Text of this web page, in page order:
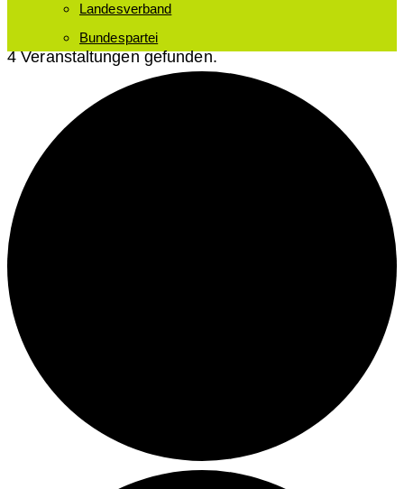
Landesverband
Bundespartei
4 Veranstaltungen gefunden.